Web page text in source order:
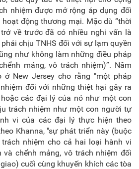
nhiệm được mở rộng áp dụng đối
động thương mại. Mặc dù “thời
về trước đã có nhiều nghi vấn là
chịu TNHS đối với sự lạm quyền
như không làm những điều pháp
mảng, vô trách nhiệm)”. Năm
ở New Jersey cho rằng "một pháp
đối với những thiệt hại gây ra
các đại lý của nó như một con
trách nhiệm như một con người tự
vi của các đại lý thực hiện theo
Khanna, "sự phát triển này (buộc
nhiệm cho cả hai loại hành vi
chểnh mảng, vô trách nhiệm đối
cuối cùng khuyến khích các tòa